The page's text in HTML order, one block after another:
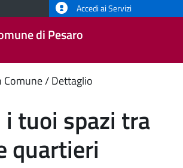
Accedi ai Servizi
di Pesaro
Comune Dettaglio
i tuoi spazi tra
quartieri